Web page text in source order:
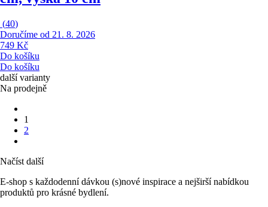
(40)
Doručíme od 21. 8. 2026
749 Kč
Do košíku
Do košíku
další varianty
Na prodejně
1
2
Načíst další
E-shop s každodenní dávkou (s)nové inspirace a nejširší nabídkou
produktů pro krásné bydlení.